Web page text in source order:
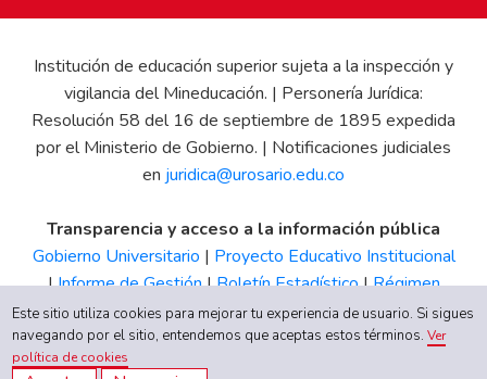
Institución de educación superior sujeta a la inspección y
vigilancia del Mineducación. | Personería Jurídica:
Resolución 58 del 16 de septiembre de 1895 expedida
por el Ministerio de Gobierno. | Notificaciones judiciales
en juridica@urosario.edu.co
Transparencia y acceso a la información pública
Gobierno Universitario | Proyecto Educativo Institucional
|Informe de Gestión|Boletín Estadístico|Régimen
Tributario|Estados Financieros |Código de Ética| Canal
de Integridad UR
Este sitio utiliza cookies para mejorar tu experiencia de usuario. Si sigues
navegando por el sitio, entendemos que aceptas estos términos.Ver
política de cookies